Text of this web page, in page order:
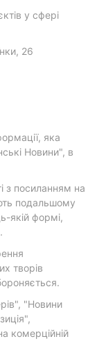
у сфері
26
яка
Новини", в
з посиланням на
подальшому
якій формі,
творів
"Новини
комерційній